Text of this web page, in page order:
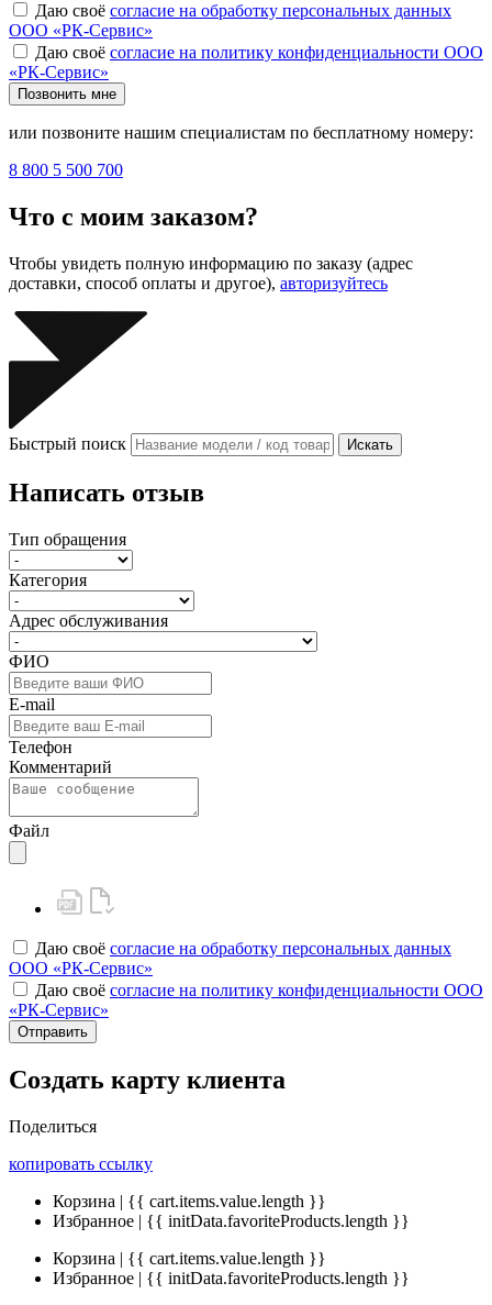
Даю своё согласие на обработку персональных данных
ООО «РК-Сервис»
Даю своё согласие на политику конфиденциальности ООО
«РК-Сервис»
Позвонить мне
или позвоните нашим специалистам по бесплатному номеру:
8 800 5 500 700
Что с моим заказом?
Чтобы увидеть полную информацию по заказу (адрес
доставки, способ оплаты и другое), авторизуйтесь
Быстрый поиск Искать
Написать отзыв
Тип обращения
Категория
Адрес обслуживания
ФИО
E-mail
Телефон
Комментарий
Файл
Даю своё согласие на обработку персональных данных
ООО «РК-Сервис»
Даю своё согласие на политику конфиденциальности ООО
«РК-Сервис»
Отправить
Создать карту клиента
Поделиться
копировать ссылку
Корзина | {{ cart.items.value.length }}
Избранное | {{ initData.favoriteProducts.length }}
Корзина | {{ cart.items.value.length }}
Избранное | {{ initData.favoriteProducts.length }}